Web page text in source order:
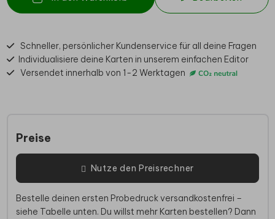
Schneller, persönlicher Kundenservice für all deine Fragen
Individualisiere deine Karten in unserem einfachen Editor
Versendet innerhalb von 1-2 Werktagen
Preise
Nutze den Preisrechner
Bestelle deinen ersten Probedruck versandkostenfrei –
siehe Tabelle unten. Du willst mehr Karten bestellen? Dann